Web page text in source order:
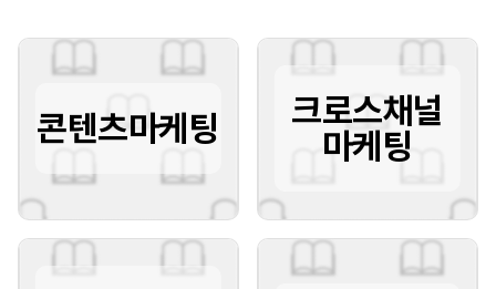
콘텐츠마케팅
크로스채널
마케팅